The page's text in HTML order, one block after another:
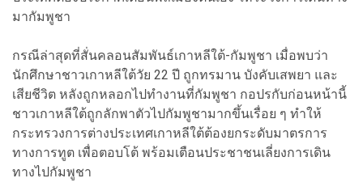
มากัมพูชา
กรณีล่าสุดที่สั่นคลอนสัมพันธ์เกาหลีใต้-กัมพูชา เมื่อพบว่า
นักศึกษาชาวเกาหลีใต้วัย 22 ปี ถูกทรมาน บังคับเสพยา และ
เสียชีวิต หลังถูกหลอกไปทำงานที่กัมพูชา กอปรกับก่อนหน้านี้
ชาวเกาหลีใต้ถูกลักพาตัวไปกัมพูชามากขึ้นเรื่อย ๆ ทำให้
กระทรวงการต่างประเทศเกาหลีใต้ต้องยกระดับมาตรการ
ทางการทูต เพื่อตอบโต้ พร้อมเตือนประชาชนเลี่ยงการเดิน
ทางไปกัมพูชา